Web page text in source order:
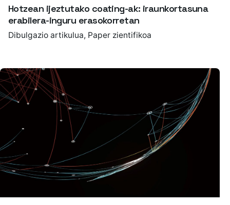
Hotzean ijeztutako coating-ak: iraunkortasuna
erabilera-inguru erasokorretan
Dibulgazio artikulua Paper zientifikoa